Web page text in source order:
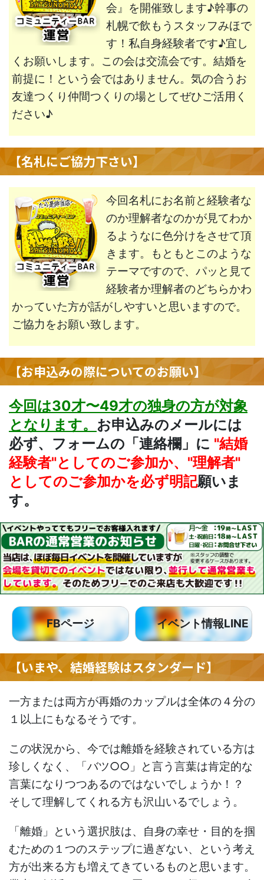
会』を開催致します♪幹事の
札幌で飲もうスタッフみほで
す！私自身経験者です♪宜し
くお願いします。この会は交流会です。結婚を
前提に！という会ではありません。気の合うお
友達つくり仲間つくりの場としてぜひご活用く
ださい♪
【名札にご協力下さい】
今回名札にお名前と経験者な
のか理解者なのかが見てわか
るようなに色分けをさせて頂
きます。もともとこのような
テーマですので、パッと見て
経験者か理解者のどちらかわ
かっていた方が話がしやすいと思いますので。
ご協力をお願い致します。
【お申込みの際についてのお願い】
今回は30才〜49才の独身の方が対象
となります。 お申込みのメールには
必ず、フォームの「連絡欄」に "結婚
経験者"としてのご参加か、"理解者"
としてのご参加かを必ず明記願いま
す。
FBページ イベント情報LINE
【いまや、結婚経験はスタンダード】
一方または両方が再婚のカップルは全体の４分の
１以上にもなるそうです。
この状況から、今では離婚を経験されている方は
珍しくなく、「バツ○○」と言う言葉は肯定的な
言葉になりつつあるのではないでしょうか！？
そして理解してくれる方も沢山いるでしょう。
「離婚」という選択肢は、自身の幸せ・目的を掴
むための１つのステップに過ぎない、という考え
方が出来る方も増えてきているものと思います。